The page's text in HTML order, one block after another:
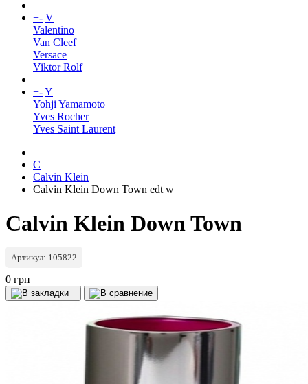
+- V
Valentino
Van Cleef
Versace
Viktor Rolf
+-Y
Yohji Yamamoto
Yves Rocher
Yves Saint Laurent
C
Calvin Klein
Calvin Klein Down Town edt w
Calvin Klein Down Town
Артикул: 105822
0 грн